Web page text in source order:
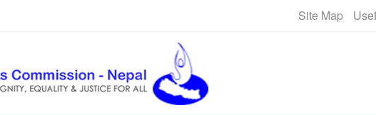
NHRC Hotline - +977-1-
Site Map